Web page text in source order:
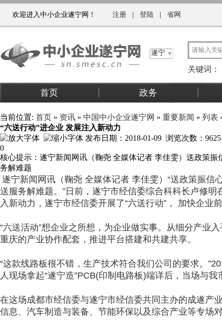
欢迎进入中小企业遂宁网！ 注册 登陆 省网
遂宁
关键词：
首页
政务
当前位置: 首页 » 资讯 » 中国中小企业遂宁网 » 重要新闻 » 列表
“六送行动”进企业 发展注入新动力
发布日期：2018-01-09 浏览次数： 9625
0
核心提示：遂宁新闻网讯（鞠尧 全媒体记者 李佳雯）送政策
务解难题
遂宁新闻网讯（鞠尧 全媒体记者 李佳雯）“送政策振
送服务解难题。”日前，遂宁市经信委综合科科长卢修
入新动力，遂宁市经信委开展了“六送行动”， 加快企业
“六送活动”想企业之所想，为企业做实事。从细分产业
重庆的产业协作配套，推进平台搭建和共建共享。
“这款线路板很不错，生产技术符合我们公司的要求。
人现场拿起“遂宁造”PCB(印制电路板)端详后，当场与
在这场成都市经信委与遂宁市经信委共同主办的成遂产
信息、汽车制造与装备、节能环保以及综合产业等专场